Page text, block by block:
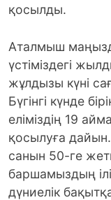
қосылды.
Аталмыш
үстіміздегі
жұлдызы күні
Бүгінгі күнде
еліміздің 19
қосылуға
санын 50-ге
баршамыздың
дүниелік